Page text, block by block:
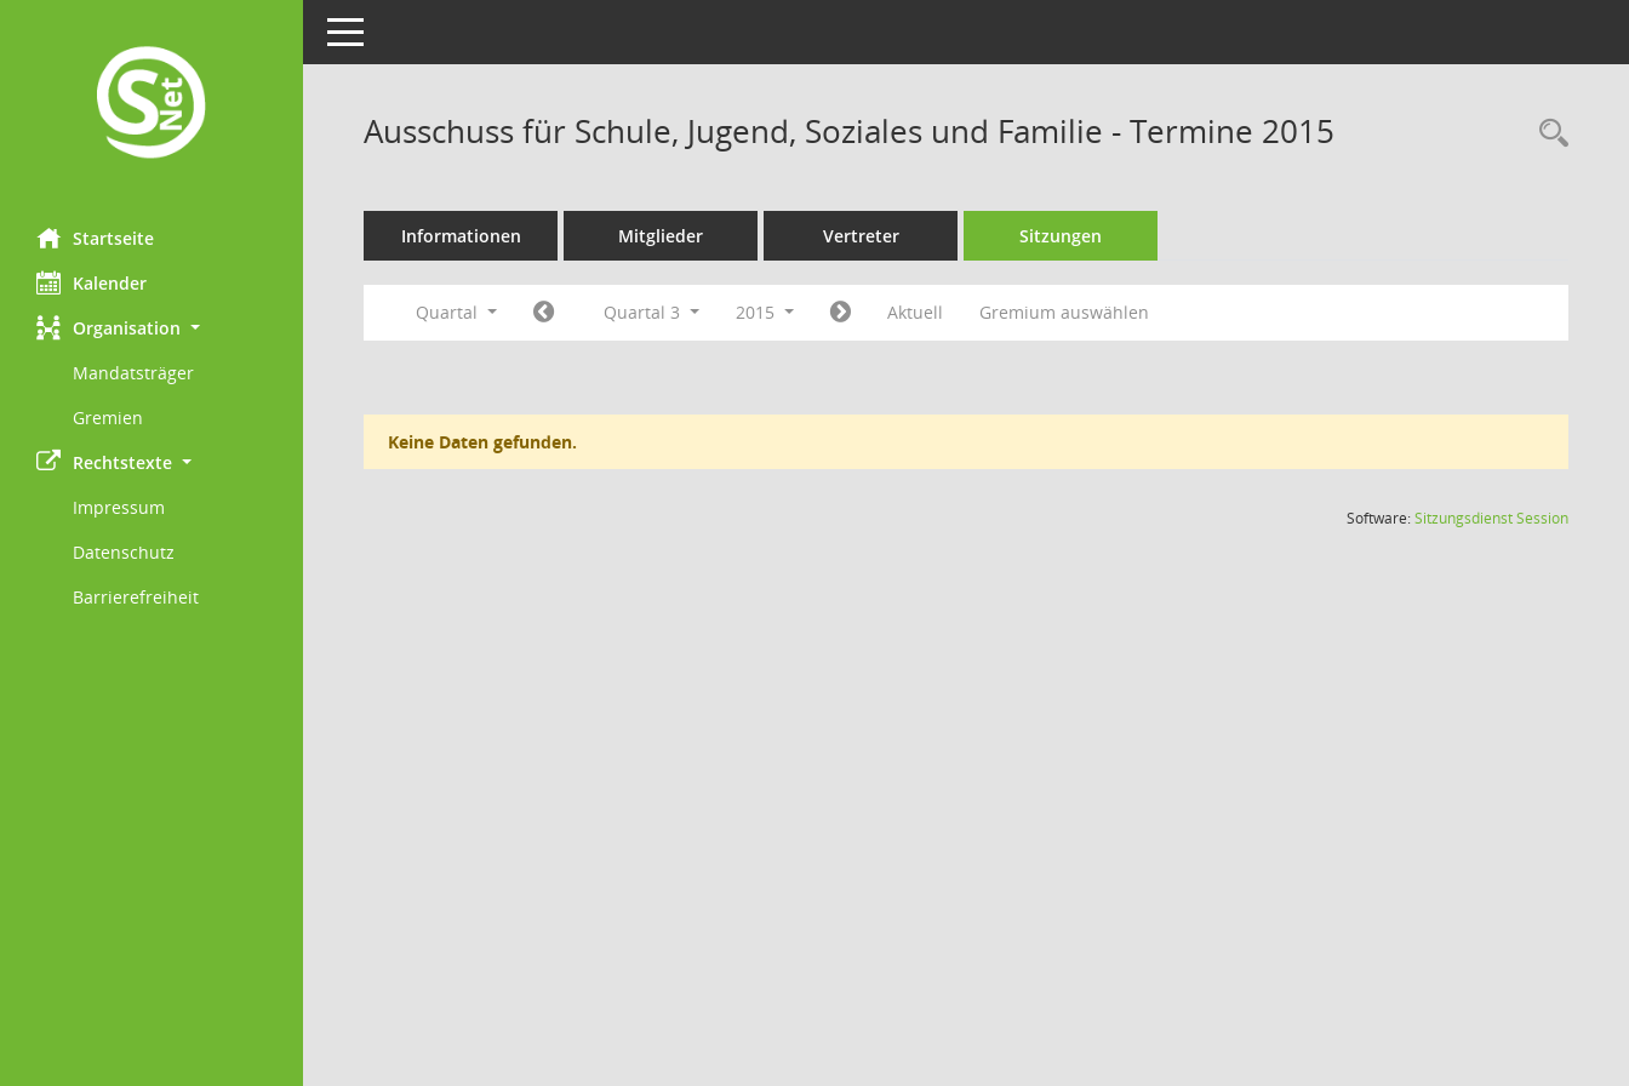
Startseite
Kalender
Organisation
Mandatsträger
Gremien
Rechtstexte
Impressum
Datenschutz
Barrierefreiheit
Toggle navigation
Ausschuss für Schule, Jugend, Soziales und Familie - Termine 2015
Informationen Mitglieder Vertreter Sitzungen
Quartal Quartal 3 2015 Aktuell Gremium auswählen
Keine Daten gefunden.
Software:SitzungsdienstSession(Wird in